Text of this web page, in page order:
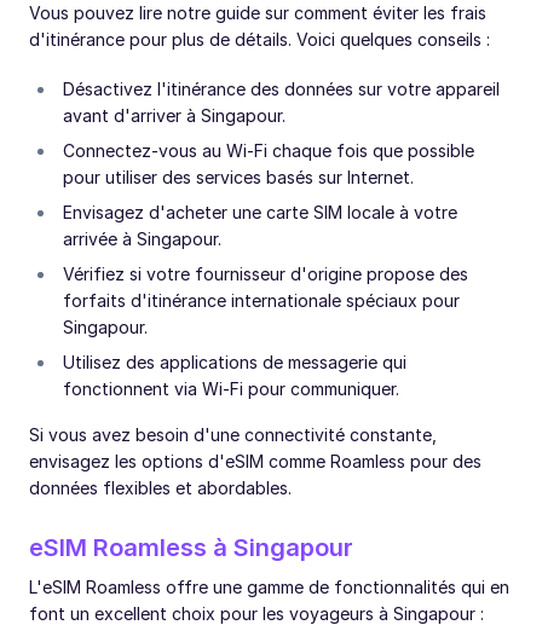
Vous pouvez lire notre guide sur comment éviter les frais
d'itinérance pour plus de détails. Voici quelques conseils :
Désactivez l'itinérance des données sur votre appareil
avant d'arriver à Singapour.
Connectez-vous au Wi-Fi chaque fois que possible
pour utiliser des services basés sur Internet.
Envisagez d'acheter une carte SIM locale à votre
arrivée à Singapour.
Vérifiez si votre fournisseur d'origine propose des
forfaits d'itinérance internationale spéciaux pour
Singapour.
Utilisez des applications de messagerie qui
fonctionnent via Wi-Fi pour communiquer.
Si vous avez besoin d'une connectivité constante,
envisagez les options d'eSIM comme Roamless pour des
données flexibles et abordables.
eSIM Roamless à Singapour
L'eSIM Roamless offre une gamme de fonctionnalités qui en
font un excellent choix pour les voyageurs à Singapour :